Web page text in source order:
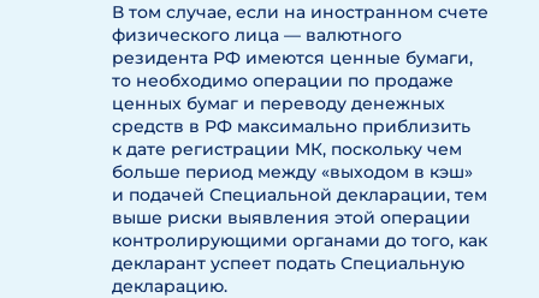
В том случае, если на иностранном счете
физического лица — валютного
резидента РФ имеются ценные бумаги,
то необходимо операции по продаже
ценных бумаг и переводу денежных
средств в РФ максимально приблизить
к дате регистрации МК, поскольку чем
больше период между «выходом в кэш»
и подачей Специальной декларации, тем
выше риски выявления этой операции
контролирующими органами до того, как
декларант успеет подать Специальную
декларацию.